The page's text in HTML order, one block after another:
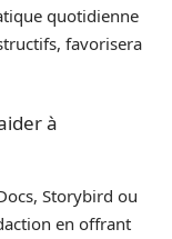
quotidienne
favorisera
à
Storybird ou
en offrant